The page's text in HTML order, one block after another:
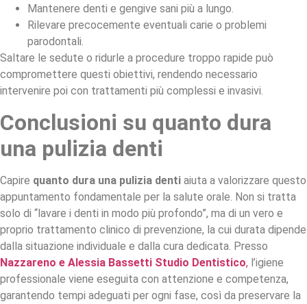
Mantenere denti e gengive sani più a lungo.
Rilevare precocemente eventuali carie o problemi
parodontali.
Saltare le sedute o ridurle a procedure troppo rapide può
compromettere questi obiettivi, rendendo necessario
intervenire poi con trattamenti più complessi e invasivi.
Conclusioni su quanto dura
una pulizia denti
Capire quanto dura una pulizia denti aiuta a valorizzare questo
appuntamento fondamentale per la salute orale. Non si tratta
solo di “lavare i denti in modo più profondo”, ma di un vero e
proprio trattamento clinico di prevenzione, la cui durata dipende
dalla situazione individuale e dalla cura dedicata. Presso
Nazzareno e Alessia Bassetti Studio Dentistico, l’igiene
professionale viene eseguita con attenzione e competenza,
garantendo tempi adeguati per ogni fase, così da preservare la